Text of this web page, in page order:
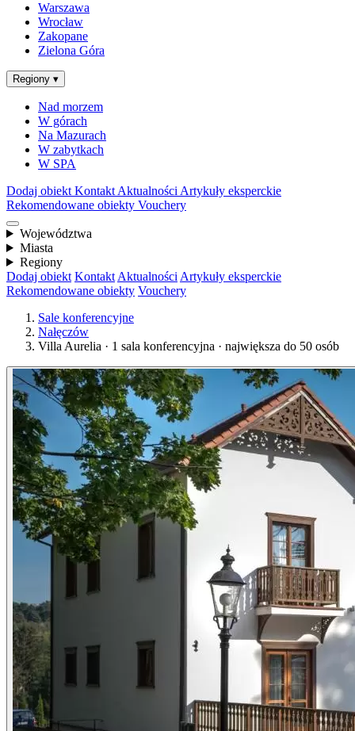
Warszawa
Wrocław
Zakopane
Zielona Góra
Regiony ▾
Nad morzem
W górach
Na Mazurach
W zabytkach
W SPA
Dodaj obiekt Kontakt Aktualności Artykuły eksperckie
Rekomendowane obiekty Vouchery
Województwa
Miasta
Regiony
Dodaj obiekt Kontakt Aktualności Artykuły eksperckie
Rekomendowane obiekty Vouchery
Sale konferencyjne
Nałęczów
Villa Aurelia · 1 sala konferencyjna · największa do 50 osób